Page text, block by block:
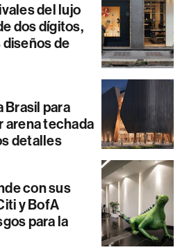
del lujo
dos dígitos,
de
Brasil para
arena techada
detalles
con sus
y BofA
para la